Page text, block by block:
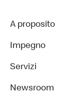
A proposito
Impegno
Servizi
Newsroom